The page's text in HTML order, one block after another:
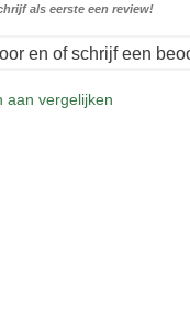
als eerste een review!
en of schrijf een
aan vergelijken